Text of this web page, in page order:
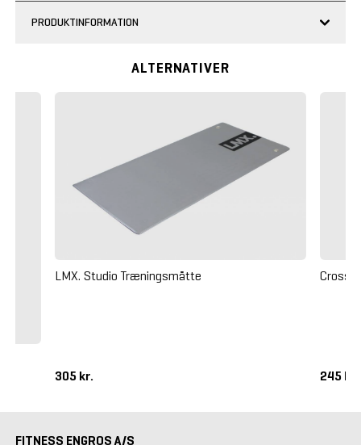
PRODUKTINFORMATION
ALTERNATIVER
LMX. Studio Træningsmåtte
305 kr. 245 kr.
FITNESS ENGROS A/S